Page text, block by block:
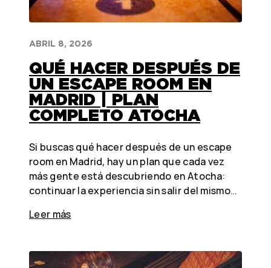
ABRIL 8, 2026
QUÉ HACER DESPUÉS DE
UN ESCAPE ROOM EN
MADRID | PLAN
COMPLETO ATOCHA
Si buscas qué hacer después de un escape
room en Madrid, hay un plan que cada vez
más gente está descubriendo en Atocha:
continuar la experiencia sin salir del mismo…
Leer más